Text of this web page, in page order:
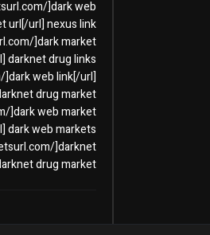
]dark web
url[/url] nexus link
]dark market
darknet drug links
web link[/url]
drug market
]dark web market
dark web markets
]darknet
drug market